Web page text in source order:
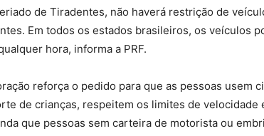
de Tiradentes, não haverá restrição de
Em todos os estados brasileiros, os veículos
hora, informa a PRF.
reforça o pedido para que as pessoas usem
de crianças, respeitem os limites de velocidade
que pessoas sem carteira de motorista ou